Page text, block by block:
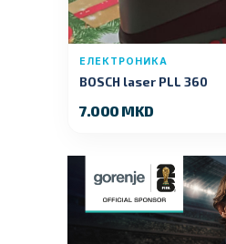
ЕЛЕКТРОНИКА
BOSCH laser PLL 360
7.000 MKD